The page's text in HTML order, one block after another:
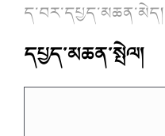
ད་བར་དཔྱད་མཆན་མེད།
དཔྱད་མཆན་སྤེལ།